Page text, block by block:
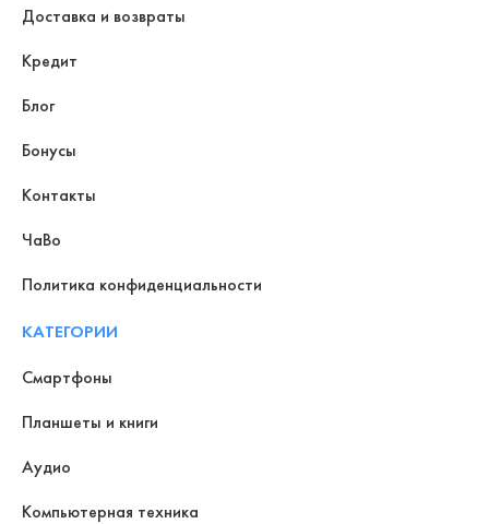
Доставка и возвраты
Кредит
Блог
Бонусы
Контакты
ЧаВо
Политика конфиденциальности
КАТЕГОРИИ
Смартфоны
Планшеты и книги
Аудио
Компьютерная техника